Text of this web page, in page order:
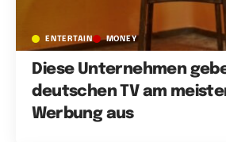
ENTERTAIN MONEY
Diese Unternehmen
deutschen TV am
Werbung aus